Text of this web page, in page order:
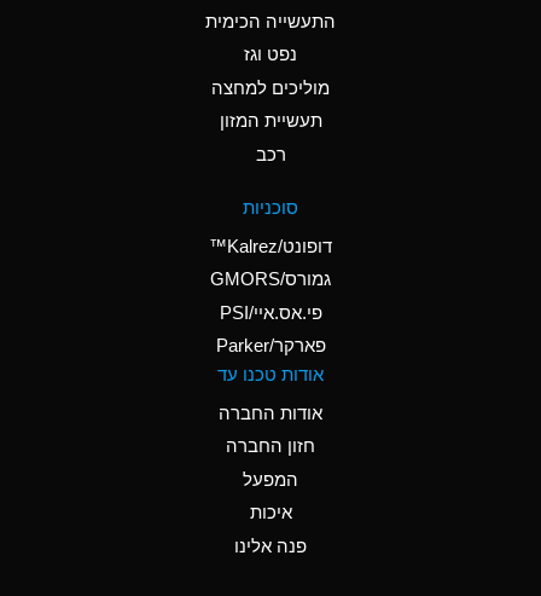
Ammonium Nitrate
Ammonium Nitrite
Ammonium Persulfate
Ammonium Phosphate
A
Ammonium Sulfate
A
Amyl Acetate (Banana
התעשייה הכימית
נפט וגז
מוליכים למחצה
תעשיית המזון
רכב
סוכניות
דופונט/Kalrez™
גמורס/GMORS
פי.אס.איי/PSI
פארקר/Parker
אודות טכנו עד
אודות החברה
חזון החברה
המפעל
איכות
פנה אלינו